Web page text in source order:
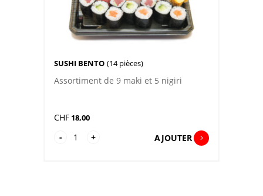
SUSHI BENTO (14 pièces)
Assortiment de 9 maki et 5 nigiri
CHF 18,00
-
quantité
+ AJOUTER